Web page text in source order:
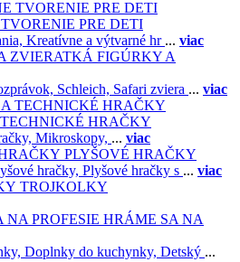
PRE DETI
Kreatívne a výtvarné hr ... viac
FIGÚRKY A
Schleich, Safari zviera ... viac
HRAČKY
Mikroskopy, ... viac
PLYŠOVÉ HRAČKY
hračky, Plyšové hračky s ... viac
TROJKOLKY
HRÁME SA NA
Doplnky do kuchynky, Detský ...